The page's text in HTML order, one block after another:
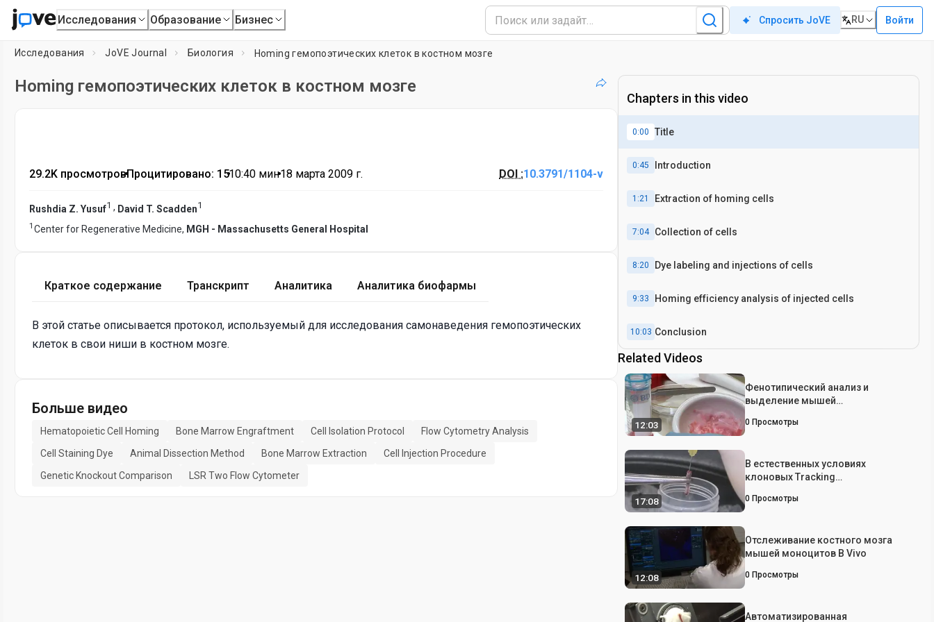
Исследования Образование Бизнес Спросить JoVE RU Войти
Исследования JoVE Journal Биология Homing гемопоэтических клеток в костном мозге
Homing гемопоэтических клеток в костном мозге
29.2K просмотров•Процитировано: 15•10:40 мин•18 марта 2009 г. DOI :10.3791/1104-v
Rushdia Z. Yusuf1 , David T. Scadden1
1 Center for Regenerative Medicine, MGH - Massachusetts General Hospital
Краткое содержание Транскрипт Аналитика Аналитика биофармы
В этой статье описывается протокол, используемый для исследования самонаведения гемопоэтических
клеток в свои ниши в костном мозге.
Больше видео
Hematopoietic Cell Homing Bone Marrow Engraftment Cell Isolation Protocol
Flow Cytometry Analysis
Cell Staining Dye
Animal Dissection Method Bone Marrow Extraction
Cell Injection Procedure
Genetic Knockout Comparison
LSR Two Flow Cytometer
Chapters in this video
0:00 Title
0:45 Introduction
1:21 Extraction of homing cells
7:04 Collection of cells
8:20 Dye labeling and injections of cells
9:33 Homing efficiency analysis of injected cells
10:03 Conclusion
Related Videos
12:03
Фенотипический анализ и
выделение мышей
клеток и Lineage, совершенных
0 Просмотры
17:08
В естественных условиях
клоновых Tracking
клеток-предшественников
помощью конфокальной и
многофотонной микроскопии
0 Просмотры
12:08
Отслеживание костного мозга
мышей моноцитов В Vivo
0 Просмотры
Автоматизированная